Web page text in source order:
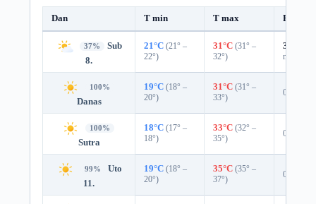
Dan T min T max
37%
Sub
8.
21°C (21° –
22°)
31°C (31° –
32°)
34%
mm)
100%
Danas
19°C (18° –
20°)
31°C (31° –
33°)
0%
100%
Sutra
18°C (17° –
18°)
33°C (32° –
35°)
0%
99%
Uto
11.
19°C (18° –
20°)
35°C (35° –
37°)
0%